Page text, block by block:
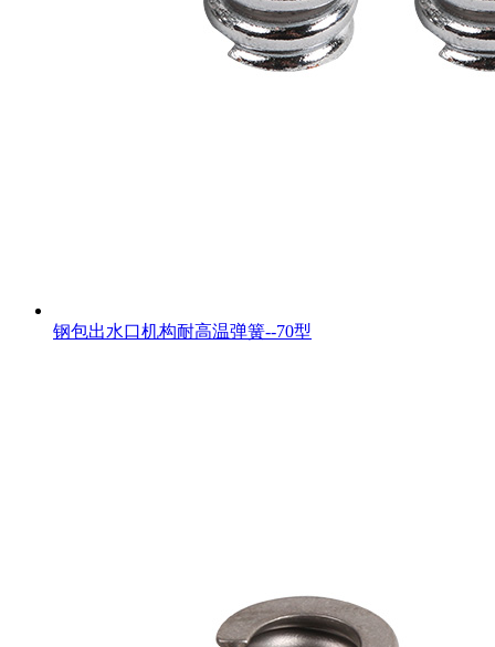
钢包出水口机构耐高温弹簧--70型